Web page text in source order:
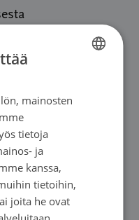
RY
SWEDISH
mainosten
tietoja
ja
kanssa,
tietoihin,
joita he ovat